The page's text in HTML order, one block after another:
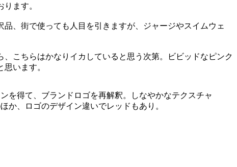
ます。
、街で使っても人目を引きますが、ジャージやスイムウェ
こちらはかなりイカしていると思う次第。ビビッドなピンク
います。
を得て、ブランドロゴを再解釈。しなやかなテクスチャ
か、ロゴのデザイン違いでレッドもあり。